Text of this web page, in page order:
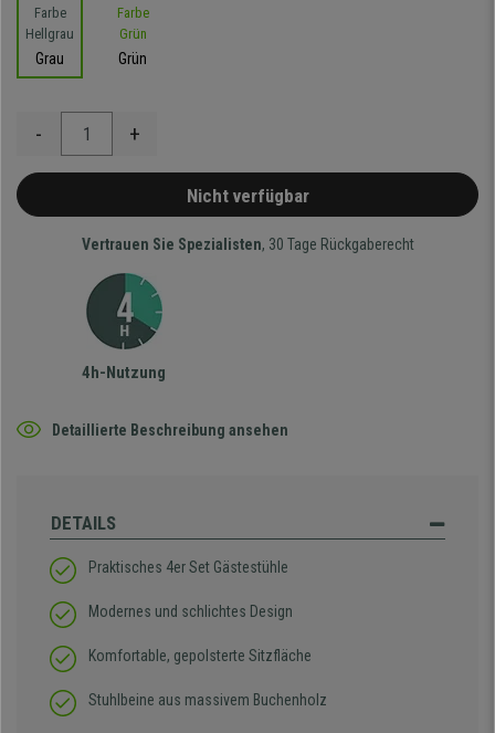
Grau Grün
- +
Nicht verfügbar
Vertrauen Sie Spezialisten, 30 Tage Rückgaberecht
4h-Nutzung
Detaillierte Beschreibung ansehen
DETAILS
Praktisches 4er Set Gästestühle
Modernes und schlichtes Design
Komfortable, gepolsterte Sitzfläche
Stuhlbeine aus massivem Buchenholz